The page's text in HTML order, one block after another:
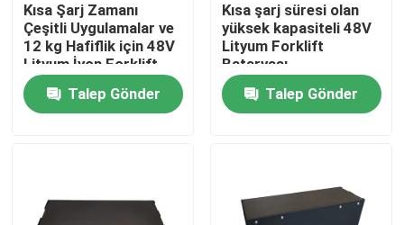
Kısa Şarj Zamanı
Çeşitli Uygulamalar ve
12 kg Hafiflik için 48V
Lityum İyon Forklift
Bataryası
Talep Gönder
Kısa şarj süresi olan
yüksek kapasiteli 48V
Lityum Forklift
Bataryası
Talep Gönder